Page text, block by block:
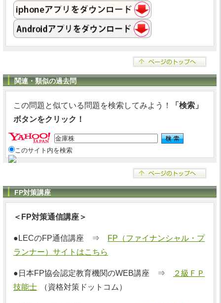
関連・類似の過去問
この問題と似ている問題を検索してみよう！
「検索」
ボタンをクリック！
このサイト内を検索
FP対策講座
＜FP対策通信講座＞
●LECのFP通信講座 ⇒
FP（ファイナンシャル・プ
ランナー）サイトはこちら
●日本FP協会認定教育機関のWEB講座 ⇒
２級ＦＰ
技能士
（資格対策ドットコム）